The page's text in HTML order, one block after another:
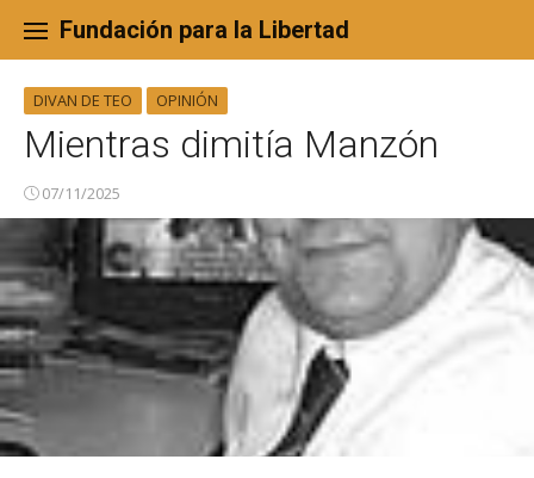
content
Fundación para la Libertad
DIVAN DE TEO OPINIÓN
Mientras dimitía Manzón
07/11/2025